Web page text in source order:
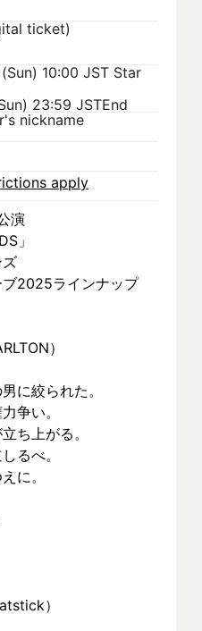
ticket)
10:00 JST Star
23:59 JSTEnd
nickname
apply
演
」
2025ラインナップ
）
に絞られた。
争い。
ち上がる。
るべ。
に。
）